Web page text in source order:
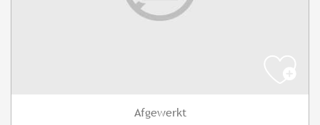
Afgewerkt